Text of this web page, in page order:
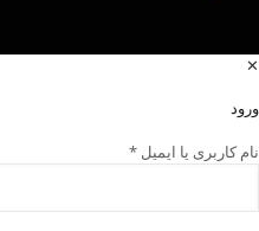
✕
ورود
نام کاربری یا ایمیل *